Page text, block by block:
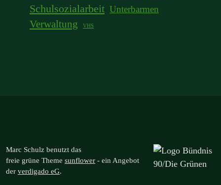
Schulsozialarbeit Unterbarmen
Verwaltung VHS
Marc Schulz benutzt das
freie grüne Theme sunflower ‐ ein Angebot
der verdigado eG.